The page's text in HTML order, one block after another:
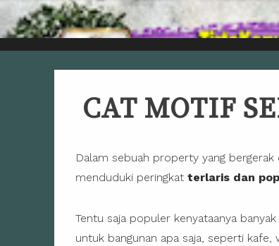
CAT MOTIF
Dalam sebuah property yang
menduduki peringkatterlaris dan
Tentu saja populer kenyataanya
untuk bangunan apa saja, seperti kafe,